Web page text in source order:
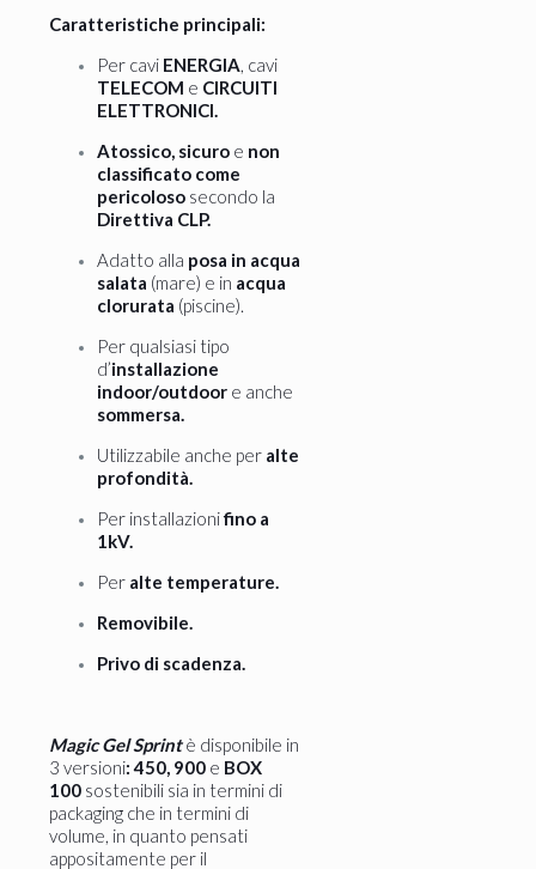
Caratteristiche principali:
Per cavi ENERGIA, cavi
TELECOM e CIRCUITI
ELETTRONICI.
Atossico, sicuro e non
classificato come
pericoloso secondo la
Direttiva CLP.
Adatto alla posa in acqua
salata (mare) e in acqua
clorurata (piscine).
Per qualsiasi tipo
d’installazione
indoor/outdoor e anche
sommersa.
Utilizzabile anche per alte
profondità.
Per installazionifino a
1kV.
Per alte temperature.
Removibile.
Privo di scadenza.
Magic Gel Sprintè disponibile in
3 versioni: 450, 900 e BOX
100 sostenibili sia in termini di
packaging che in termini di
volume, in quanto pensati
appositamente per il